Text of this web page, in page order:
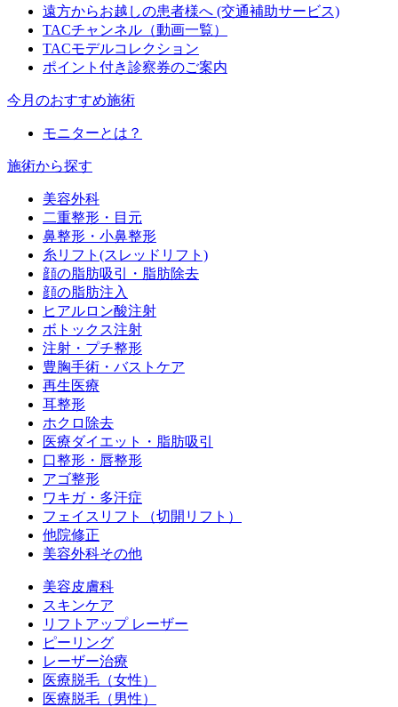
遠方からお越しの患者様へ (交通補助サービス)
TACチャンネル（動画一覧）
TACモデルコレクション
ポイント付き診察券のご案内
今月のおすすめ施術
モニターとは？
施術から探す
美容外科
二重整形・目元
鼻整形・小鼻整形
糸リフト(スレッドリフト)
顔の脂肪吸引・脂肪除去
顔の脂肪注入
ヒアルロン酸注射
ボトックス注射
注射・プチ整形
豊胸手術・バストケア
再生医療
耳整形
ホクロ除去
医療ダイエット・脂肪吸引
口整形・唇整形
アゴ整形
ワキガ・多汗症
フェイスリフト（切開リフト）
他院修正
美容外科その他
美容皮膚科
スキンケア
リフトアップ レーザー
ピーリング
レーザー治療
医療脱毛（女性）
医療脱毛（男性）